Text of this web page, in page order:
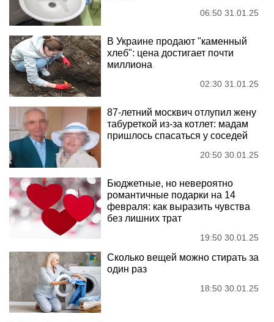
06:50 31.01.25
В Украине продают "каменный
хлеб": цена достигает почти
миллиона
02:30 31.01.25
87-летний москвич отлупил жену
табуреткой из-за котлет: мадам
пришлось спасаться у соседей
20:50 30.01.25
Бюджетные, но невероятно
романтичные подарки на 14
февраля: как выразить чувства
без лишних трат
19:50 30.01.25
Сколько вещей можно стирать за
один раз
18:50 30.01.25